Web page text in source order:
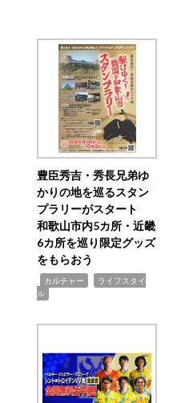
豊臣秀吉・秀長兄弟ゆ
かりの地を巡るスタン
プラリーがスタート
和歌山市内5カ所・近畿
6カ所を巡り限定グッズ
をもらおう
カルチャー
ライフスタイ
ル